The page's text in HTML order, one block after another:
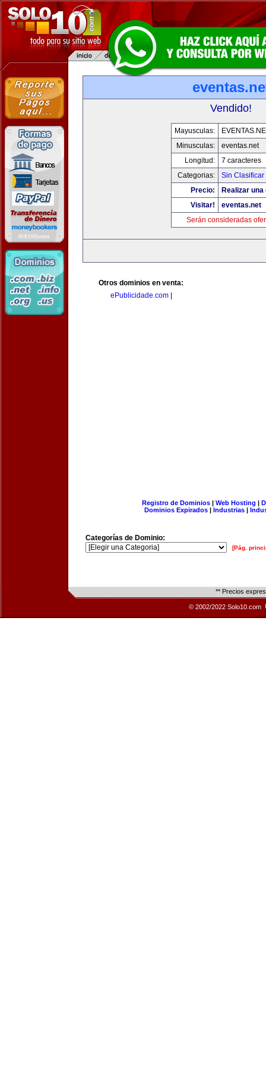
Vendido!
Mayusculas:
Minusculas:
eventas.net
Longitud:
7 caracteres
Categorias:
Sin Clasificar
Precio:
Realizar
Visitar!
eventas.net
Serán consideradas
Otros dominios en venta:
ePublicidade.com|
Registro de Dominios| Web Hosting |
Dominios Expirados | Industrias |
Categorías de Dominio:
[Pág.
** Precios
© 2002/2022 Solo10.com